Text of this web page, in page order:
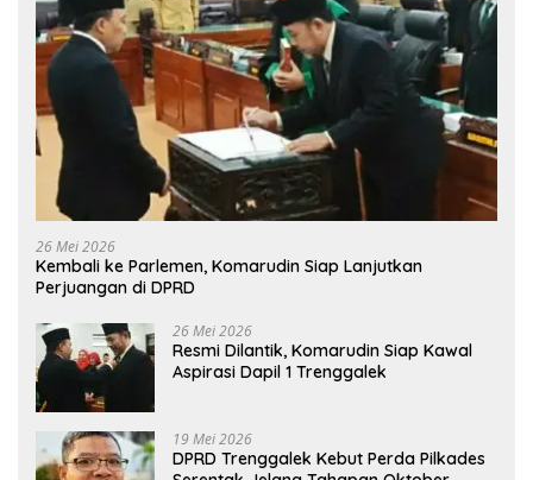
26 Mei 2026
Kembali ke Parlemen, Komarudin Siap Lanjutkan
Perjuangan di DPRD
26 Mei 2026
Resmi Dilantik, Komarudin Siap Kawal
Aspirasi Dapil 1 Trenggalek
19 Mei 2026
DPRD Trenggalek Kebut Perda Pilkades